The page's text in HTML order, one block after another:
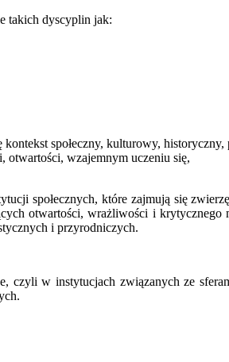
takich dyscyplin jak:
społeczny, kulturowy,
otwartości, wzajemnym uczeniu się,
społecznych, które zajmują się
otwartości, wrażliwości i
i przyrodniczych.
czyli w instytucjach związanych ze